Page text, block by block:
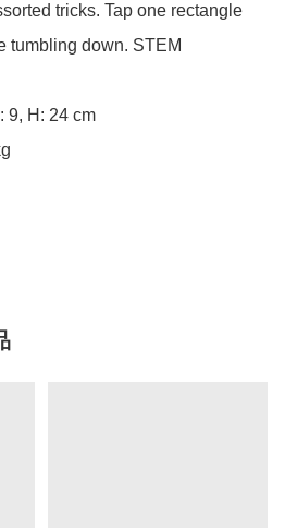
tricks. Tap one rectangle
tumbling down. STEM